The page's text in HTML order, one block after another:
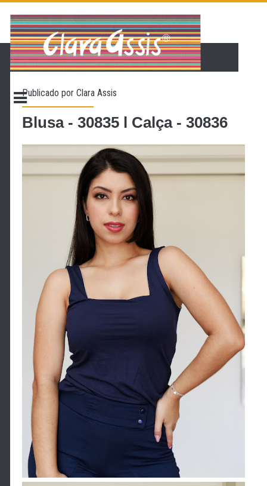
PÁGINA INICIAL
LOJA VIRTUAL
CONTATO
PROMOÇÃO
Publicado porClara Assis
Blusa - 30835 l Calça - 30836